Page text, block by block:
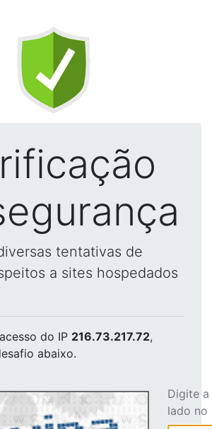
tentativas de
a sites hospedados
do IP 216.73.217.72,
abaixo.
Digite
lado no